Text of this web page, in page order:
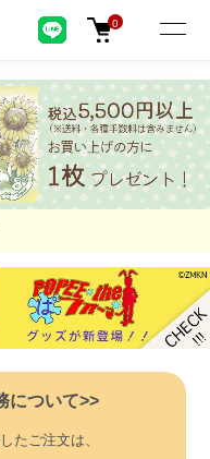
0
について>>
たご注文は、